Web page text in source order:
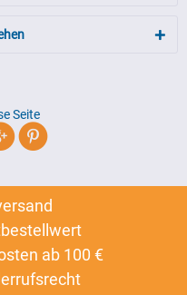
Seite
ab 100 €